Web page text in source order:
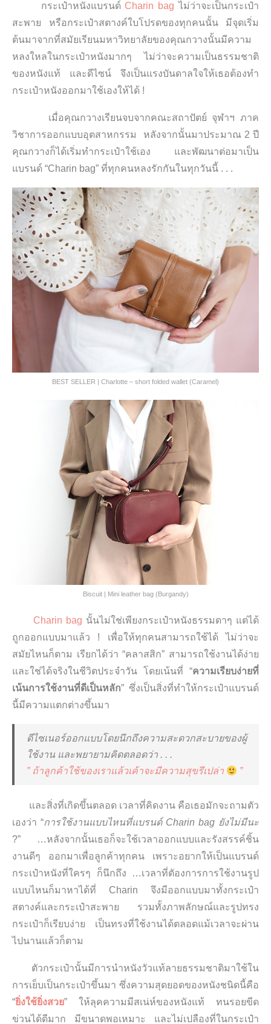
กระเป๋าหนังแบรนด์ Charin bag ไม่ว่าจะเป็นกระเป๋า
สะพาย หรือกระเป๋าสตางค์ใบโปรดของทุกคนนั้น มีจุดเริ่ม
ต้นมาจากที่สมัยเรียนมหาวิทยาลัยของคุณกวางนั้นมีความ
หลงใหลในกระเป๋าหนังมากๆ ไม่ว่าจะความเป็นธรรมชาติ
ของหนังแท้ และดีไซน์ จึงเป็นแรงบันดาลใจให้เธอต้องทำ
กระเป๋าหนังออกมาใช้เองให้ได้ !
เมื่อคุณกวางเรียนจบจากคณะสถาปัตย์ จุฬาฯ ภาค
วิชาการออกแบบอุตสาหกรรม หลังจากนั้นมาประมาณ 2 ปี
คุณกวางก็ได้เริ่มทำกระเป๋าใช้เอง และพัฒนาต่อมาเป็น
แบรนด์ “Charin bag” ที่ทุกคนหลงรักกันในทุกวันนี้ . . .
BEST SELLER | Charlotte – short folded wallet (Caramel)
Biscuit | Mini leather bag (Burgandy)
Charin bag นั้นไม่ใช่เพียงกระเป๋าหนังธรรมดาๆ แต่ได้
ถูกออกแบบมาแล้ว ! เพื่อให้ทุกคนสามารถใช้ได้ ไม่ว่าจะ
สมัยไหนก็ตาม เรียกได้ว่า “คลาสสิก” สามารถใช้งานได้ง่าย
และใช่ได้จริงในชีวิตประจำวัน โดยเน้นที่ “ความเรียบง่ายที่
เน้นการใช้งานที่ดีเป็นหลัก” ซึ่งเป็นสิ่งที่ทำให้กระเป๋าแบรนด์
นี้มีความแตกต่างขึ้นมา
ดีไซเนอร์ออกแบบโดยนึกถึงความสะดวกสะบายของผู้
ใช้งาน และพยายามคิดตลอดว่า . . .
” ถ้าลูกค้าใช้ของเราแล้วเค้าจะมีความสุขรึเปล่า ”
และสิ่งที่เกิดขึ้นตลอด เวลาที่คิดงาน คือเธอมักจะถามตัว
เองว่า “การใช้งานแบบไหนที่แบรนด์ Charin bag ยังไม่มีนะ
?” …หลังจากนั้นเธอก็จะใช้เวลาออกแบบและรังสรรค์ชิ้น
งานดีๆ ออกมาเพื่อลูกค้าทุกคน เพราะอยากให้เป็นแบรนด์
กระเป๋าหนังที่ใครๆ ก็นึกถึง …เวลาที่ตัองการการใช้งานรูป
แบบไหนก็มาหาได้ที่ Charin จึงมีออกแบบมาทั้งกระเป๋า
สตางค์และกระเป๋าสะพาย รวมทั้งภาพลักษณ์และรูปทรง
กระเป๋าก็เรียบง่าย เป็นทรงที่ใช้งานได้ตลอดแม้เวลาจะผ่าน
ไปนานแล้วก็ตาม
ตัวกระเป๋านั้นมีการนำหนังวัวแท้ลายธรรมชาติมาใช้ใน
การเย็บเป็นกระเป๋าขึ้นมา ซึ่งความสุดยอดของหนังชนิดนี้คือ
“ยิ่งใช้ยิ่งสวย” ให้ลุคความมีสเน่ห์ของหนังแท้ ทนรอยขีด
ข่วนได้ดีมาก มีขนาดพอเหมาะ และไม่เปลืองที่ในกระเป๋า